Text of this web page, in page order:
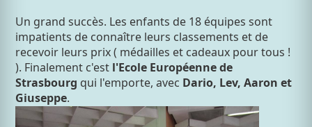
Un grand succès. Les enfants de 18 équipes sont
impatients de connaître leurs classements et de
recevoir leurs prix ( médailles et cadeaux pour tous !
). Finalement c'est l'Ecole Européennede
Strasbourg qui l'emporte, avec Dario, Lev, Aaron et
Giuseppe.